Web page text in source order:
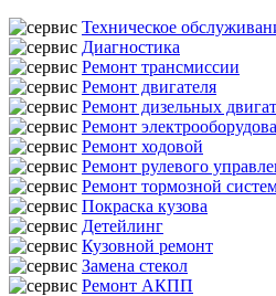
Техническое
Диагностика
Ремонт трансмиссии
Ремонт двигателя
Ремонт дизельных
Ремонт
Ремонт ходовой
Ремонт рулевого
Ремонт тормозной
Покраска кузова
Детейлинг
Кузовной ремонт
Замена стекол
Ремонт АКПП